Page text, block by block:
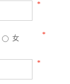
*
女 *
*